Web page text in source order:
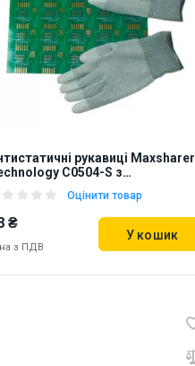
рукавиці Maxsharer
C0504-S з
покриттям
Оцінити товар
₴
з ПДВ
У кошик